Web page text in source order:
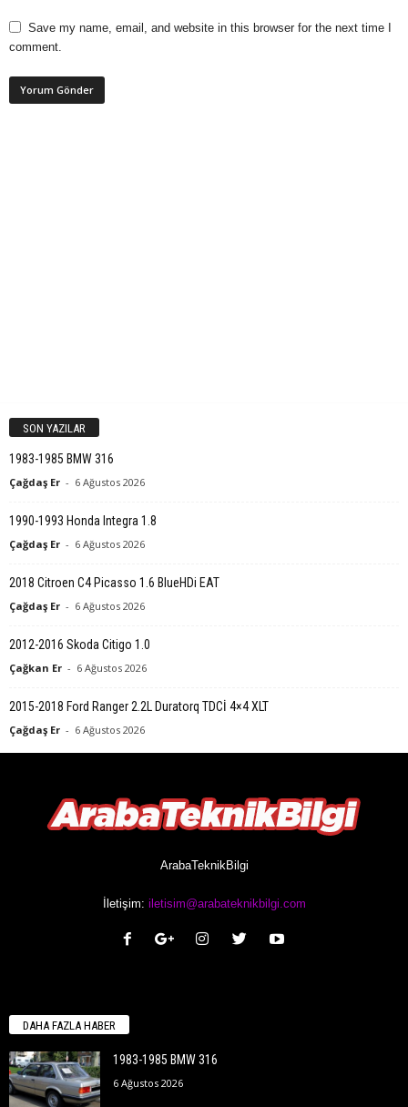
Save my name, email, and website in this browser for the next time I
comment.
SON YAZILAR
1983-1985 BMW 316
Çağdaş Er - 6 Ağustos 2026
1990-1993 Honda Integra 1.8
Çağdaş Er - 6 Ağustos 2026
2018 Citroen C4 Picasso 1.6 BlueHDi EAT
Çağdaş Er - 6 Ağustos 2026
2012-2016 Skoda Citigo 1.0
Çağkan Er - 6 Ağustos 2026
2015-2018 Ford Ranger 2.2L Duratorq TDCİ 4×4 XLT
Çağdaş Er - 6 Ağustos 2026
ArabaTeknikBilgi
İletişim: iletisim@arabateknikbilgi.com
DAHA FAZLA HABER
1983-1985 BMW 316
6 Ağustos 2026